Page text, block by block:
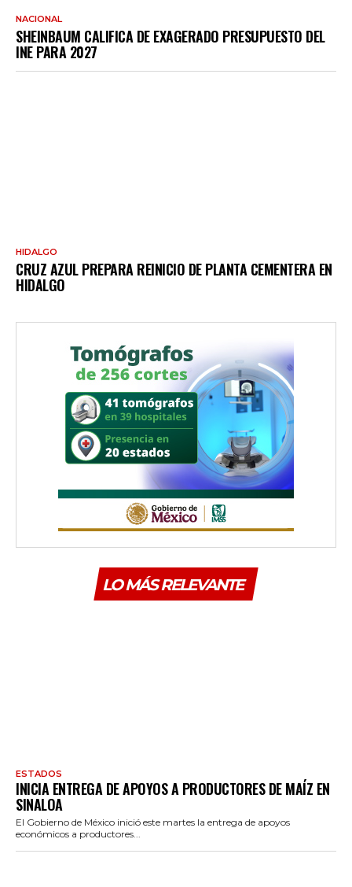
NACIONAL
SHEINBAUM CALIFICA DE EXAGERADO PRESUPUESTO DEL
INE PARA 2027
HIDALGO
CRUZ AZUL PREPARA REINICIO DE PLANTA CEMENTERA EN
HIDALGO
LO MÁS RELEVANTE
ESTADOS
INICIA ENTREGA DE APOYOS A PRODUCTORES DE MAÍZ EN
SINALOA
El Gobierno de México inició este martes la entrega de apoyos
económicos a productores...